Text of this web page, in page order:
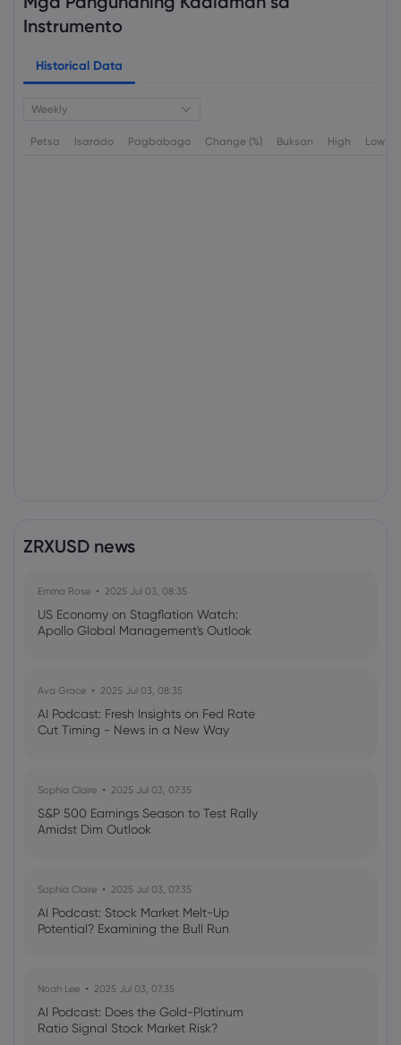
Instrumento
Historical Data
Weekly
Petsa Isarado Pagbabago Change (%) Buksan High Low
ZRXUSD news
Emma Rose 2025 Jul 03, 08:35
US Economy on Stagflation Watch:
Apollo Global Management's Outlook
Ava Grace 2025 Jul 03, 08:35
AI Podcast: Fresh Insights on Fed Rate
Cut Timing - News in a New Way
Sophia Claire 2025 Jul 03, 07:35
S&P 500 Earnings Season to Test Rally
Amidst Dim Outlook
Sophia Claire 2025 Jul 03, 07:35
AI Podcast: Stock Market Melt-Up
Potential? Examining the Bull Run
Noah Lee 2025 Jul 03, 07:35
AI Podcast: Does the Gold-Platinum
Ratio Signal Stock Market Risk?